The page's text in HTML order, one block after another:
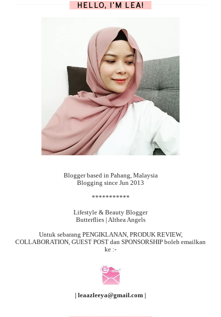
HELLO, I'M LEA!
Blogger based in Pahang, Malaysia
Blogging since Jun 2013
***********
Lifestyle & Beauty Blogger
Butterflies | Althea Angels
Untuk sebarang PENGIKLANAN, PRODUK REVIEW,
COLLABORATION, GUEST POST dan SPONSORSHIP boleh emailkan
ke :-
| leaazleeya@gmail.com |